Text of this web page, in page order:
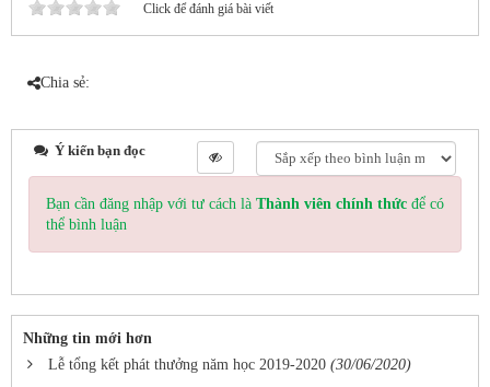
Click để đánh giá bài viết
Chia sẻ:
Ý kiến bạn đọc
Bạn cần đăng nhập với tư cách là Thành viên chính thức để có
thể bình luận
Những tin mới hơn
Lễ tổng kết phát thưởng năm học 2019-2020 (30/06/2020)